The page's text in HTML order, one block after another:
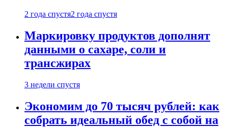
2 года спустя2 года спустя
Маркировку продуктов дополнят
данными о сахаре, соли и
трансжирах
3 недели спустя
Экономим до 70 тысяч рублей: как
собрать идеальный обед с собой на